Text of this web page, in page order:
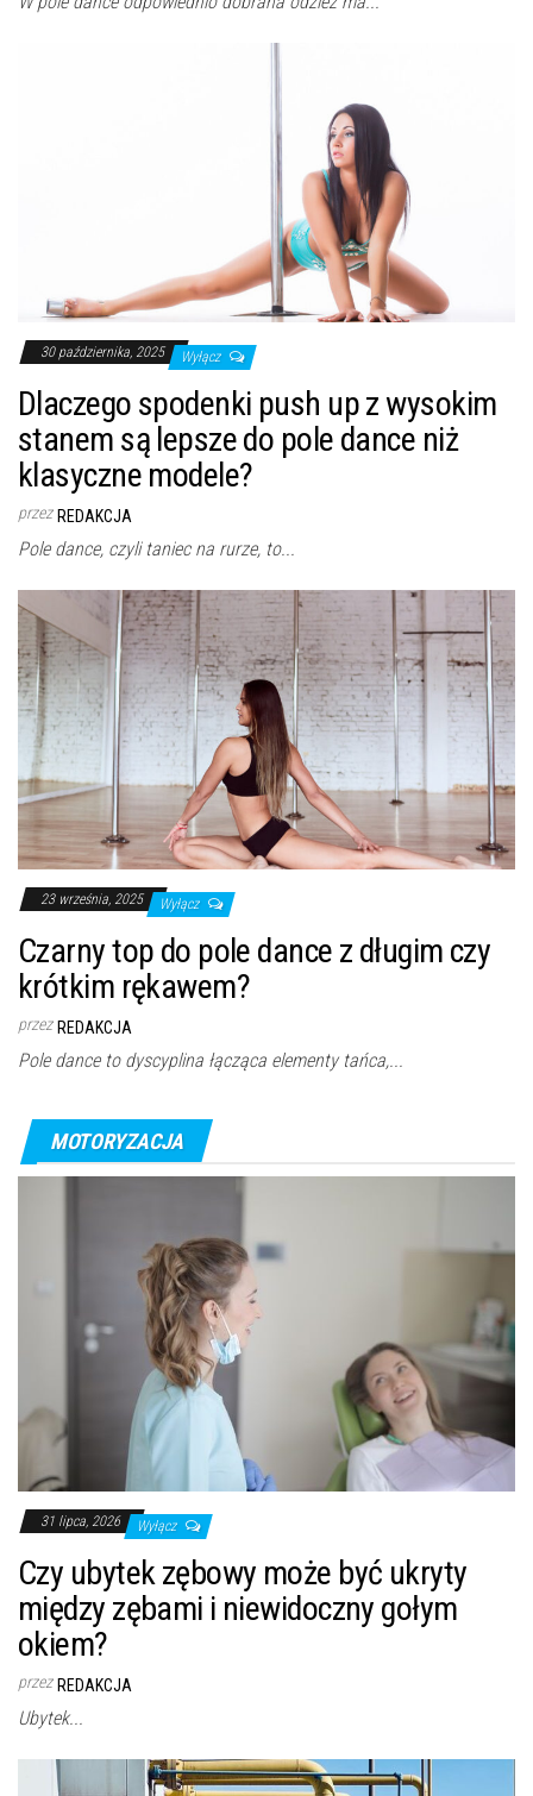
30 października, 2025 Wyłącz
Dlaczego spodenki push up z wysokim
stanem są lepsze do pole dance niż
klasyczne modele?
przez REDAKCJA
Pole dance, czyli taniec na rurze, to...
23 września, 2025 Wyłącz
Czarny top do pole dance z długim czy
krótkim rękawem?
przez REDAKCJA
Pole dance to dyscyplina łącząca elementy tańca,...
MOTORYZACJA
31 lipca, 2026 Wyłącz
Czy ubytek zębowy może być ukryty
między zębami i niewidoczny gołym
okiem?
przez REDAKCJA
Ubytek...